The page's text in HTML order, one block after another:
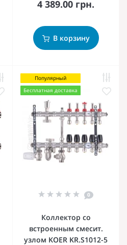
4 389.00 грн.
В корзину
Популярный
Бесплатная доставка
0
Коллектор со
встроенным смесит.
узлом KOER KR.S1012-5